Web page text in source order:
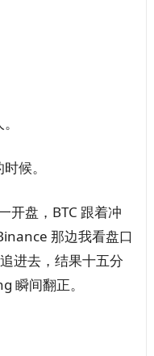
候。
开盘，BTC 跟着冲
那边我看盘口
进去，结果十五分
瞬间翻正。